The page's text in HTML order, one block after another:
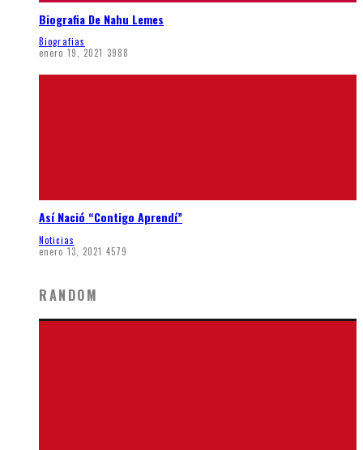
Biografia De Nahu Lemes
Biografias
enero 19, 2021 3988
Así Nació “Contigo Aprendí”
Noticias
enero 13, 2021 4579
RANDOM